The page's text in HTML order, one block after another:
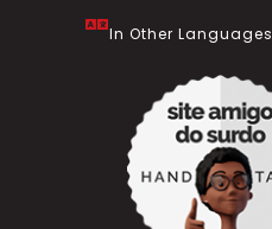
In Other Languages